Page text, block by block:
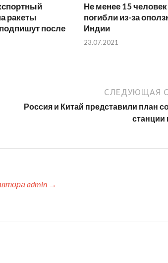
ракеты
после
Не менее 15 человек
погибли из-за
Индии
23.07.2021
СЛЕДУЮЩАЯ
Россия и Китай представили план
станции
admin →